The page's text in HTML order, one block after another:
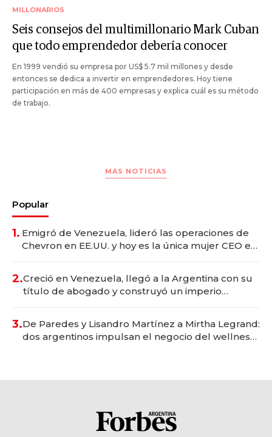
MILLONARIOS
Seis consejos del multimillonario Mark Cuban
que todo emprendedor debería conocer
En 1999 vendió su empresa por US$ 5.7 mil millones y desde
entonces se dedica a invertir en emprendedores. Hoy tiene
participación en más de 400 empresas y explica cuál es su método
de trabajo.
MAS NOTICIAS
Popular
1. Emigró de Venezuela, lideró las operaciones de
Chevron en EE.UU. y hoy es la única mujer CEO en
2.Creció en Venezuela, llegó a la Argentina con su
título de abogado y construyó un imperio
3.De Paredes y Lisandro Martínez a Mirtha Legrand:
dos argentinos impulsan el negocio del wellness